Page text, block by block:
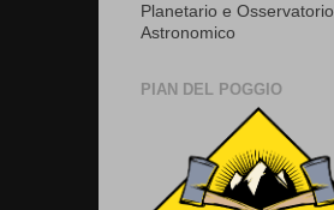
Planetario e Osservatorio
Astronomico
PIAN DEL POGGIO